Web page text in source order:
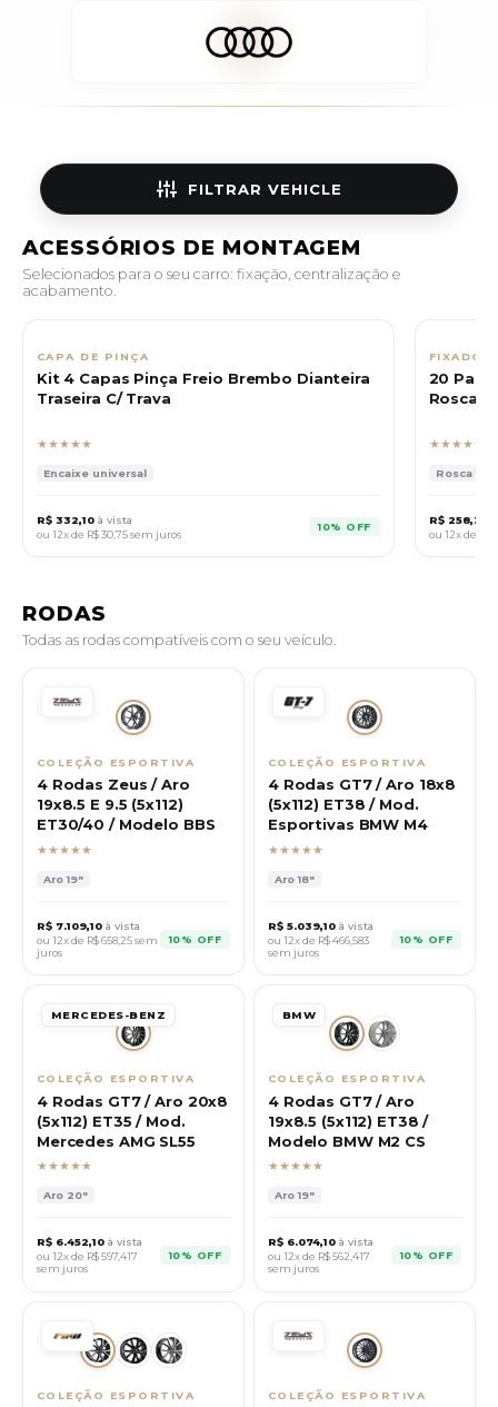
FILTRAR VEHICLE
ACESSÓRIOS DE MONTAGEM
Selecionados para o seu carro: fixação, centralização e
acabamento.
CAPA DE PINÇA
Kit 4 Capas Pinça Freio Brembo Dianteira
Traseira C/ Trava
★★★★★
Encaixe universal
R$ 332,10 à vista
ou 12x de R$ 30,75sem juros
10% OFF
20
Rosca
★★★★★
Rosca
R$ 258,30
ou 12x de
RODAS
Todas as rodas compatíveis com o seu veículo.
COLEÇÃO ESPORTIVA
4 Rodas Zeus / Aro
19x8.5 E 9.5 (5x112)
ET30/40 / Modelo BBS
★★★★★
Aro19"
R$ 7.109,10 à vista
ou 12x de R$658,25sem
juros
10% OFF
COLEÇÃO ESPORTIVA
4 Rodas GT7 / Aro 18x8
(5x112) ET38 / Mod.
Esportivas BMW M4
★★★★★
Aro18"
R$ 5.039,10 à vista
ou 12x de R$466,583
sem juros
10% OFF
MERCEDES-BENZ
COLEÇÃO ESPORTIVA
4 Rodas GT7 / Aro 20x8
(5x112) ET35 / Mod.
Mercedes AMG SL55
★★★★★
Aro 20"
R$ 6.452,10 à vista
ou 12x de R$597,417
sem juros
10% OFF
BMW
COLEÇÃO ESPORTIVA
4 Rodas GT7 / Aro
19x8.5 (5x112) ET38 /
Modelo BMW M2 CS
★★★★★
Aro19"
R$ 6.074,10 à vista
ou 12x de R$562,417
sem juros
10% OFF
COLEÇÃO ESPORTIVA COLEÇÃO ESPORTIVA